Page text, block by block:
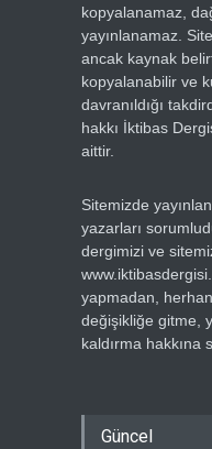
kopyalanamaz,
yayınlanamaz.
ancak kaynak
kopyalanabilir ve
davranıldığı
hakkı İktibas
aittir.
Sitemizde
yazarları
dergimizi ve
yapmadan,
değişikliğe gitme,
kaldırma hakkına
Güncel